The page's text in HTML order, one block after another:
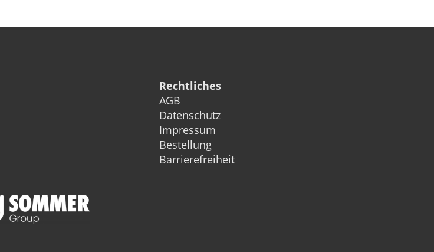
Rechtliches
AGB
Datenschutz
Impressum
Bestellung
Barrierefreiheit